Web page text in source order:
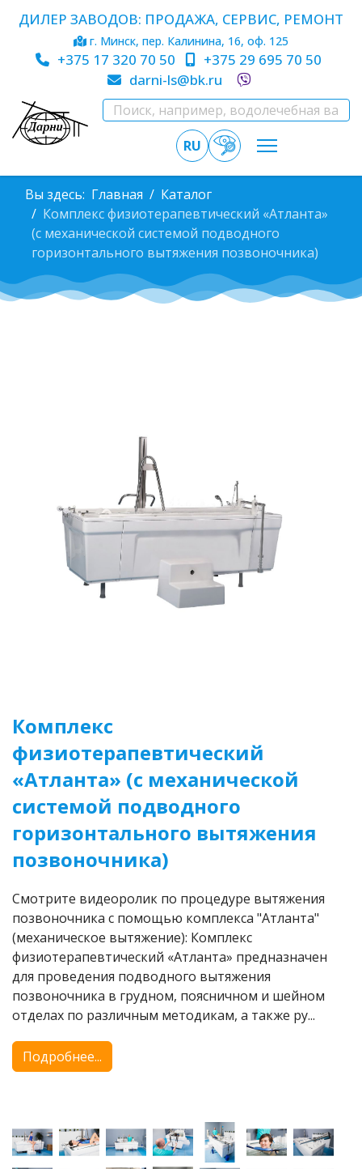
ДИЛЕР ЗАВОДОВ: ПРОДАЖА, СЕРВИС, РЕМОНТ
г. Минск, пер. Калинина, 16, оф. 125
+375 17 320 70 50
+375 29 695 70 50
darni-ls@bk.ru
RU
Вы здесь: Главная
Каталог
Комплекс физиотерапевтический «Атланта»
(с механической системой подводного
горизонтального вытяжения позвоночника)
Комплекс
физиотерапевтический
«Атланта» (с механической
системой подводного
горизонтального вытяжения
позвоночника)
Смотрите видеоролик по процедуре вытяжения
позвоночника с помощью комплекса "Атланта"
(механическое вытяжение): Комплекс
физиотерапевтический «Атланта» предназначен
для проведения подводного вытяжения
позвоночника в грудном, поясничном и шейном
отделах по различным методикам, а также ру...
Подробнее...